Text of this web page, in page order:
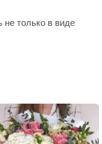
только в виде